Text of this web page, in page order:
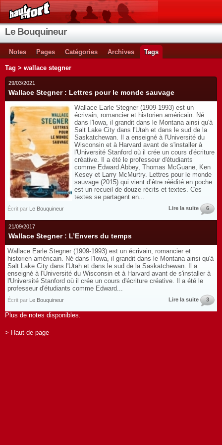
Le Bouquineur
Notes Pages Catégories Archives Tags
Tag > wallace stegner
29/03/2021
Wallace Stegner : Lettres pour le monde sauvage
Wallace Earle Stegner (1909-1993) est un
écrivain, romancier et historien américain. Né
dans l'Iowa, il grandit dans le Montana ainsi qu'à
Salt Lake City dans l'Utah et dans le sud de la
Saskatchewan. Il a enseigné à l'Université du
Wisconsin et à Harvard avant de s'installer à
l'Université Stanford où il crée un cours d'écriture
créative. Il a été le professeur d'étudiants
comme Edward Abbey, Thomas McGuane, Ken
Kesey et Larry McMurtry. Lettres pour le monde
sauvage (2015) qui vient d’être réédité en poche
est un recueil de douze récits et textes. Ces
textes se partagent en...
Écrit par Le Bouquineur Lire la suite 6
21/09/2017
Wallace Stegner : L’Envers du temps
Wallace Earle Stegner (1909-1993) est un écrivain, romancier et
historien américain. Né dans l'Iowa, il grandit dans le Montana ainsi qu'à
Salt Lake City dans l'Utah et dans le sud de la Saskatchewan. Il a
enseigné à l'Université du Wisconsin et à Harvard avant de s'installer à
l'Université Stanford où il crée un cours d'écriture créative. Il a été le
professeur d'étudiants comme Edward...
Écrit par Le Bouquineur Lire la suite 3
Plus de notes disponibles.
> Haut de page